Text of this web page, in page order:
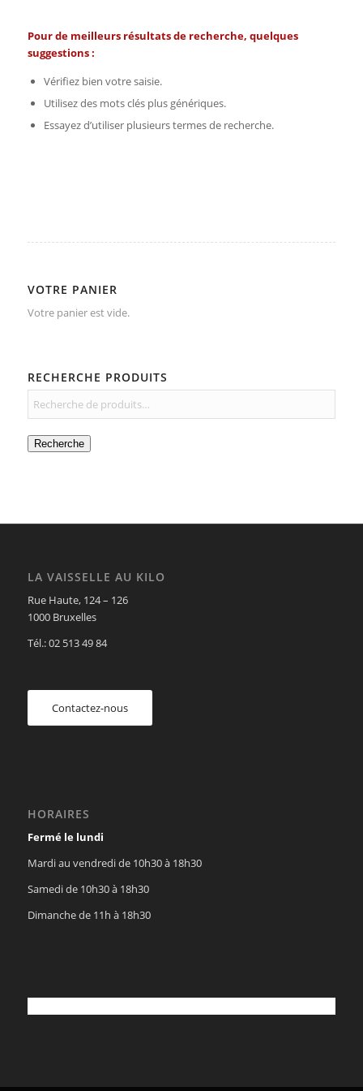
Pour de meilleurs résultats de recherche, quelques
suggestions :
Vérifiez bien votre saisie.
Utilisez des mots clés plus génériques.
Essayez d’utiliser plusieurs termes de recherche.
VOTRE PANIER
Votre panier est vide.
RECHERCHE PRODUITS
Recherche
LA VAISSELLE AU KILO
Rue Haute, 124 – 126
1000 Bruxelles
Tél.: 02 513 49 84
Contactez-nous
HORAIRES
Fermé le lundi
Mardi au vendredi de 10h30 à 18h30
Samedi de 10h30 à 18h30
Dimanche de 11h à 18h30